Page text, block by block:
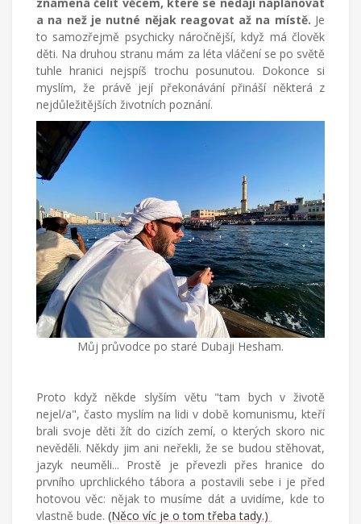
a na než je nutné nějak reagovat až na místě. Je
to samozřejmě psychicky náročnější, když má člověk
děti. Na druhou stranu mám za léta vláčení se po světě
tuhle hranici nejspíš trochu posunutou. Dokonce si
myslím, že právě její překonávání přináší některá z
nejdůležitějších životních poznání.
Můj průvodce po staré Dubaji Hesham.
Proto když někde slyším větu "tam bych v životě
nejel/a", často myslím na lidi v době komunismu, kteří
brali svoje děti žít do cizích zemí, o kterých skoro nic
nevěděli. Někdy jim ani neřekli, že se budou stěhovat,
jazyk neuměli... Prostě je převezli přes hranice do
prvního uprchlického tábora a postavili sebe i je před
hotovou věc: nějak to musíme dát a uvidíme, kde to
vlastně bude. (Něco víc je o tom třeba tady.)